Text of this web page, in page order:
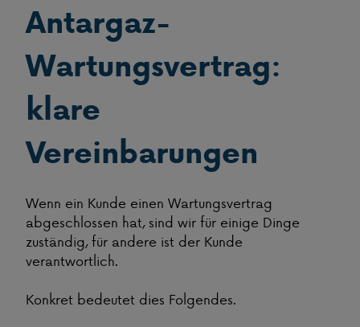
Antargaz-
Wartungsvertrag:
klare
Vereinbarungen
Wenn ein Kunde einen Wartungsvertrag
abgeschlossen hat, sind wir für einige Dinge
zuständig, für andere ist der Kunde
verantwortlich.
Konkret bedeutet dies Folgendes.